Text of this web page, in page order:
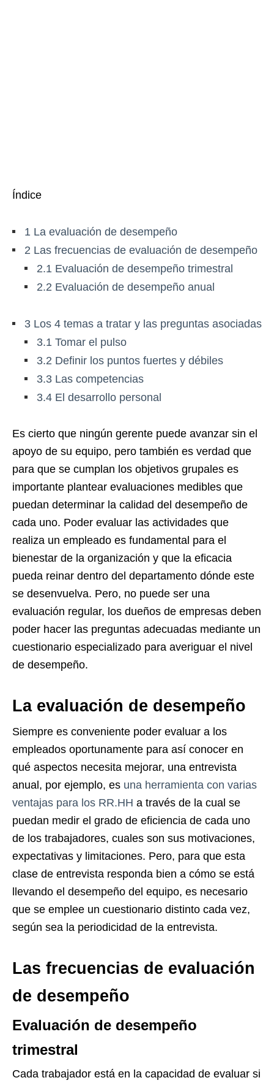
Índice
1 La evaluación de desempeño
2 Las frecuencias de evaluación de desempeño
2.1 Evaluación de desempeño trimestral
2.2 Evaluación de desempeño anual
3 Los 4 temas a tratar y las preguntas asociadas
3.1 Tomar el pulso
3.2 Definir los puntos fuertes y débiles
3.3 Las competencias
3.4 El desarrollo personal
Es cierto que ningún gerente puede avanzar sin el
apoyo de su equipo, pero también es verdad que
para que se cumplan los objetivos grupales es
importante plantear evaluaciones medibles que
puedan determinar la calidad del desempeño de
cada uno. Poder evaluar las actividades que
realiza un empleado es fundamental para el
bienestar de la organización y que la eficacia
pueda reinar dentro del departamento dónde este
se desenvuelva. Pero, no puede ser una
evaluación regular, los dueños de empresas deben
poder hacer las preguntas adecuadas mediante un
cuestionario especializado para averiguar el nivel
de desempeño.
La evaluación de desempeño
Siempre es conveniente poder evaluar a los
empleados oportunamente para así conocer en
qué aspectos necesita mejorar, una entrevista
anual, por ejemplo, es una herramienta con varias
ventajas para los RR.HH a través de la cual se
puedan medir el grado de eficiencia de cada uno
de los trabajadores, cuales son sus motivaciones,
expectativas y limitaciones. Pero, para que esta
clase de entrevista responda bien a cómo se está
llevando el desempeño del equipo, es necesario
que se emplee un cuestionario distinto cada vez,
según sea la periodicidad de la entrevista.
Las frecuencias de evaluación
de desempeño
Evaluación de desempeño
trimestral
Cada trabajador está en la capacidad de evaluar si